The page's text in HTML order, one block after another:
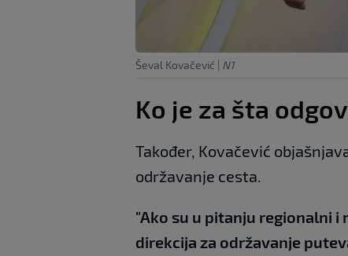
Ševal Kovačević | N1
Ko je za šta
Također, Kovačević
održavanje cesta.
"Ako su u pitanju regionalni
direkcija za održavanje